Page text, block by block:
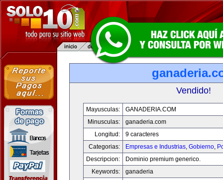
Vendido!
Mayusculas:
GANADERIA.COM
Minusculas:
ganaderia.com
Longitud:
9 caracteres
Categorias:
Empresas e Industrias, Gobierno,
Descripcion:
Dominio premium generico.
Keywords:
ganaderia